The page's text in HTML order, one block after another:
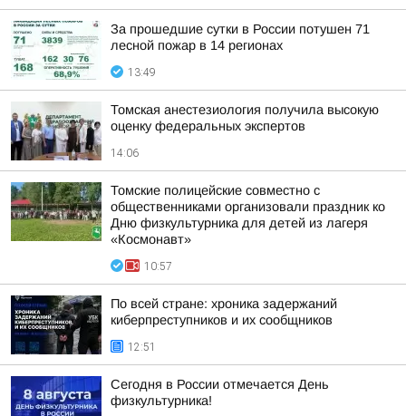
За прошедшие сутки в России потушен 71
лесной пожар в 14 регионах
13:49
Томская анестезиология получила высокую
оценку федеральных экспертов
14:06
Томские полицейские совместно с
общественниками организовали праздник ко
Дню физкультурника для детей из лагеря
«Космонавт»
10:57
По всей стране: хроника задержаний
киберпреступников и их сообщников
12:51
Сегодня в России отмечается День
физкультурника!